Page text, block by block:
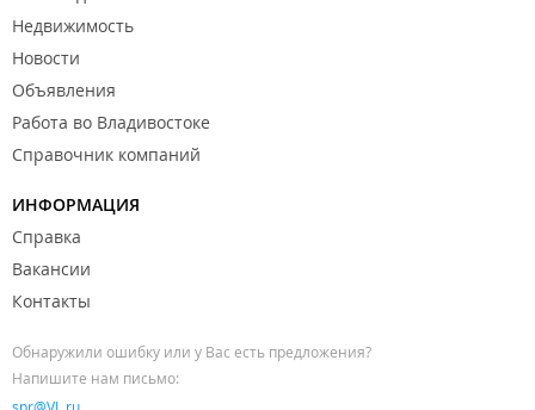
Недвижимость
Новости
Объявления
Работа во Владивостоке
Справочник компаний
ИНФОРМАЦИЯ
Справка
Вакансии
Контакты
Обнаружили ошибку или у Вас есть предложения?
Напишите нам письмо: